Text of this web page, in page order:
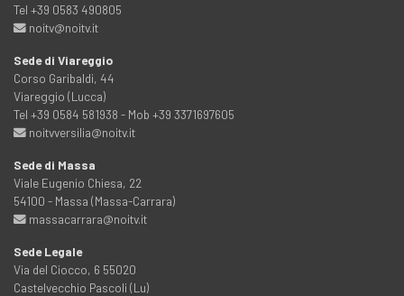
Tel +39 0583 490805
noitv@noitv.it
Sede di Viareggio
Corso Garibaldi, 44
Viareggio (Lucca)
Tel +39 0584 581938 - Mob +39 3371697605
noitvversilia@noitv.it
Sede di Massa
Viale Eugenio Chiesa, 22
54100 - Massa (Massa-Carrara)
massacarrara@noitv.it
Sede Legale
Via del Ciocco, 6 55020
Castelvecchio Pascoli (Lu)